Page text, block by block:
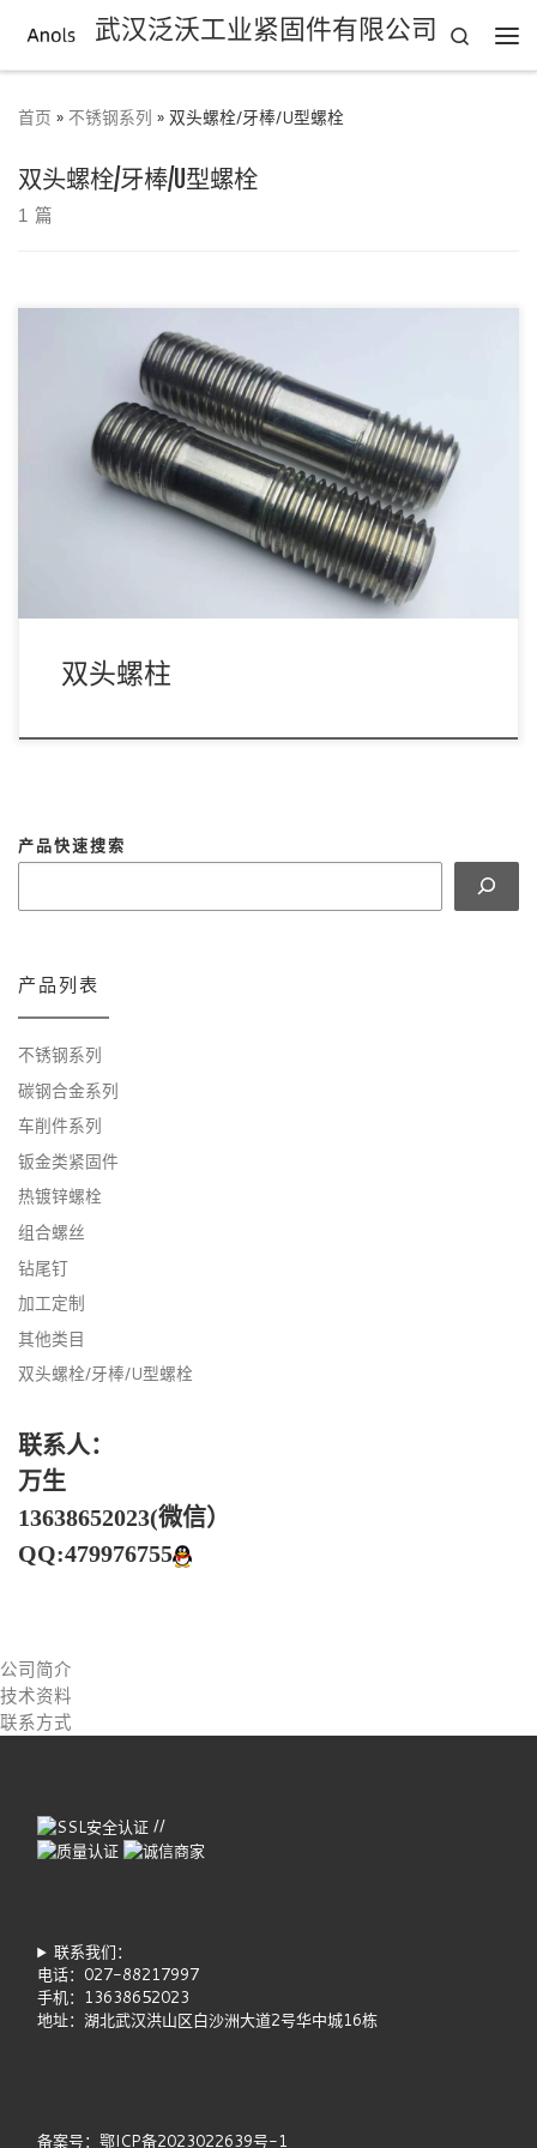
Skip to content武汉泛沃工业紧固件有限公司
Search
首页 » 不锈钢系列 » 双头螺栓/牙棒/U型螺栓
双头螺栓/牙棒/U型螺栓
1 篇
双头螺柱最常用的是法兰管用产品，多用于化工锅炉设备/船舶
等。 描述一颗全双头螺栓只需说出它的材质、螺 […]
双头螺柱
产品快速搜索
产品列表
不锈钢系列
碳钢合金系列
车削件系列
钣金类紧固件
热镀锌螺栓
组合螺丝
钻尾钉
加工定制
其他类目
双头螺栓/牙棒/U型螺栓
联系人：
万生
13638652023(微信）
QQ:479976755
公司简介
技术资料
联系方式
//
联系我们：
电话：027-88217997
手机：13638652023
地址：湖北武汉洪山区白沙洲大道2号华中城16栋
备案号：鄂ICP备2023022639号-1